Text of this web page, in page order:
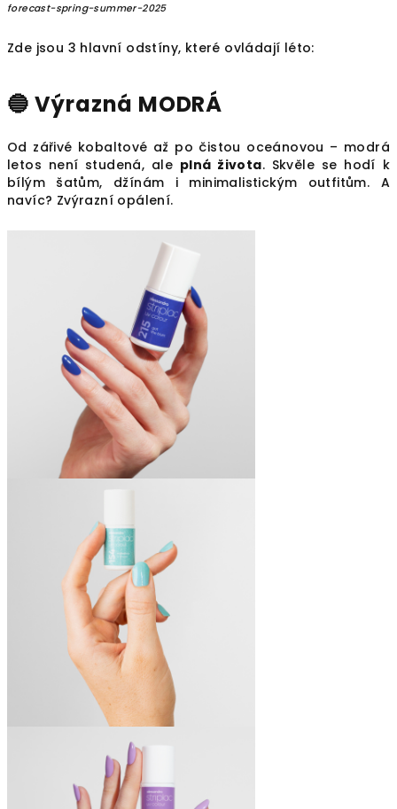
forecast-spring-summer-2025
Zde jsou 3 hlavní odstíny, které ovládají léto:
🔵 Výrazná MODRÁ
Od zářivé kobaltové až po čistou oceánovou – modrá
letos není studená, ale plná života. Skvěle se hodí k
bílým šatům, džínám i minimalistickým outfitům. A
navíc? Zvýrazní opálení.